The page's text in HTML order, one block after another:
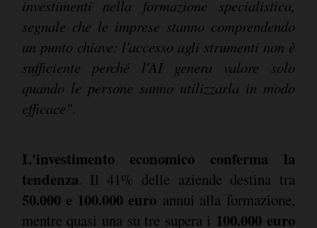
investimenti nella formazione specialistica,
segnale che le imprese stanno comprendendo
un punto chiave: l'accesso agli strumenti non è
sufficiente perché l'AI genera valore solo
quando le persone sanno utilizzarla in modo
efficace".
L'investimento economico conferma la
tendenza. Il 41% delle aziende destina tra
50.000 e 100.000 euroannui alla formazione,
mentre quasi una su tre supera i 100.000 euro